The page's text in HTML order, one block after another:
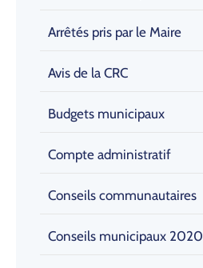
Arrêtés pris par le Maire
Avis de la CRC
Budgets municipaux
Compte administratif
Conseils communautaires
Conseils municipaux 2020